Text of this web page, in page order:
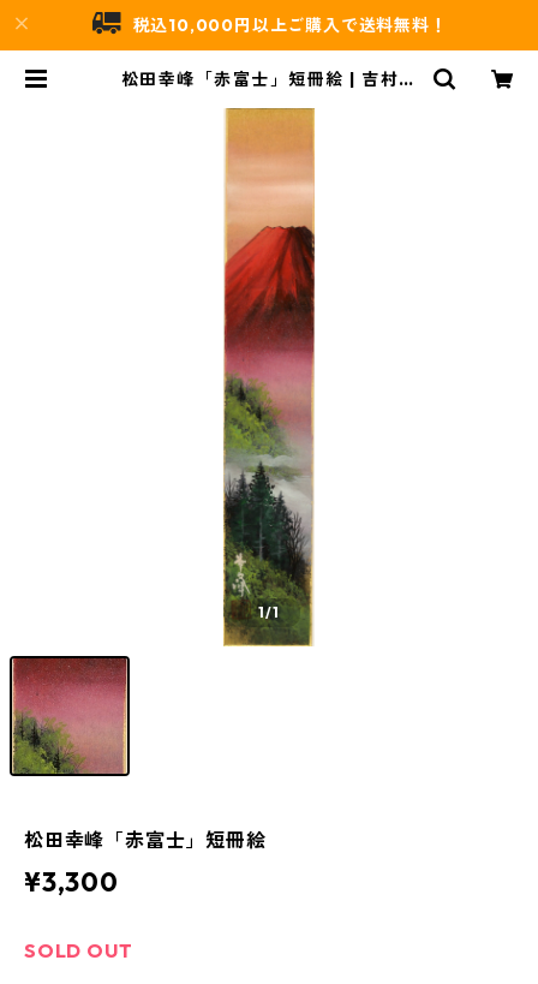
税込10,000円以上ご購入で送料無料！
松田幸峰「赤富士」短冊絵 | 吉村唐
1/1
松田幸峰「赤富士」短冊絵
¥3,300
SOLD OUT